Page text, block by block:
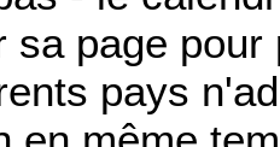
sa page pour
pays